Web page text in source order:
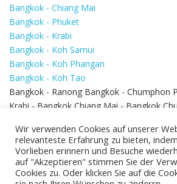
Bangkok - Chiang Mai
Bangkok - Phuket
Bangkok - Krabi
Bangkok - Koh Samui
Bangkok - Koh Phangan
Bangkok - Koh Tao
Bangkok - Ranong Bangkok - Chumphon
Krabi - Bangkok Chiang Mai - Bangkok
Bangkok - Hua Hin
Wir verwenden Cookies auf unserer
relevanteste Erfahrung zu bieten,
Vorlieben erinnern und Besuche
auf "Akzeptieren" stimmen Sie der
Cookies zu. Oder klicken Sie auf die